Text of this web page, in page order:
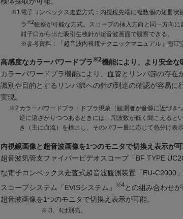
※1 電子コンベックス走査方式：内視鏡先端に複数個の短冊
ラ※2観察が可能な方式。スコープの挿入方向と同一方向
鉗子口から出た吸引生検針が超音波画面で観察できる。
※参考資料：「超音波内視鏡テクニックマニュアル」南江
高感度なカラーパワードプラ※2機能により、より安全な
カラーパワードプラ機能により、血管とリンパ節の存在
識別や目的とするリンパ節への針の到達の確認が容易に
実現。
※2 カラーパワードプラ：ドプラ現象（観測者が音源に近づき
逆に遠ざかりつつあるときには、周波数が低く聞こえると
き（主に血流）を検出し、そのパワー量に応じて色分け表示
内視鏡画像と超音波画像を1つのモニタで切換え表示が
超音波気管支ファイバービデオスコープ「BF TYPE
な電子コンベックス走査式超音波観測装置「EU-C2000」
スコープシステム「EVISシステム」 ※4との組み合わせ
超音波画像を1つのモニタで切換え表示が可能。
※ 3、4は別売。